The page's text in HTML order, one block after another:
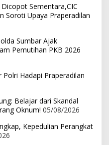
Sementara,CIC
Soroti Upaya Praperadilan
Sumbar Ajak
Pemutihan PKB 2026
Hadapi Praperadilan
Belajar dari Skandal
Oknum! 05/08/2026
Kepedulian Perangkat